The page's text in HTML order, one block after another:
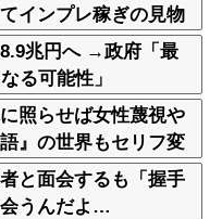
インプレ稼ぎの見物
兆円へ →政府「最
る可能性」
照らせば女性蔑視や
』の世界もセリフ変
わしい表現模索の動
と面会するも「握手
うんだよ…